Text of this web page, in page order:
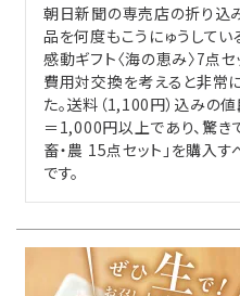
カンドーマガジン
簡単！おいしい♪楽うまレシピ
とついようこの「浜ばか♡の部屋
お客様の声〈レビュー紹介〉
ご利用ガイド
朝日新聞の専売店の折り込
品を何度もこうにゅうしてい
感動ギフト〈海の恵み〉7点セ
費用対交換を考えると非常
た。送料（1,100円）込みの
＝1,000円以上であり、驚き
畜・農 15点セット」を購入
です。